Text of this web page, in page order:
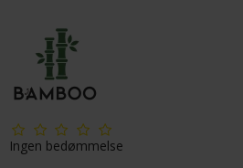
Ingen bedømmelse